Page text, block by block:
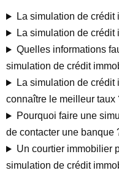
La simulation de
La simulation de
Quelles informations
simulation de crédit
La simulation de
connaître le meilleur taux
Pourquoi faire une
de contacter une banque
Un courtier immobilier
simulation de crédit